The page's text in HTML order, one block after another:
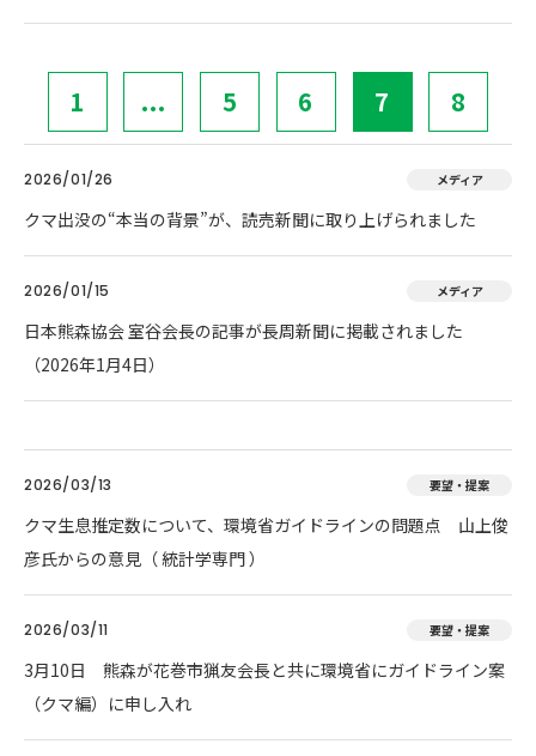
1 ... 5 6 7 8
2026/01/26 メディア
クマ出没の“本当の背景”が、読売新聞に取り上げられました
2026/01/15 メディア
日本熊森協会 室谷会長の記事が長周新聞に掲載されました
（2026年1月4日）
2026/03/13 要望・提案
クマ生息推定数について、環境省ガイドラインの問題点 山上俊
彦氏からの意見（ 統計学専門 ）
2026/03/11 要望・提案
3月10日 熊森が花巻市猟友会長と共に環境省にガイドライン案
（クマ編）に申し入れ